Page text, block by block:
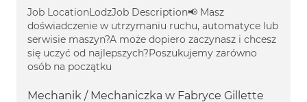
Job LocationLodzJob Description📢 Masz
doświadczenie w utrzymaniu ruchu, automatyce lub
serwisie maszyn?A może dopiero zaczynasz i chcesz
się uczyć od najlepszych?Poszukujemy zarówno
osób na początku
Mechanik / Mechaniczka w Fabryce Gillette